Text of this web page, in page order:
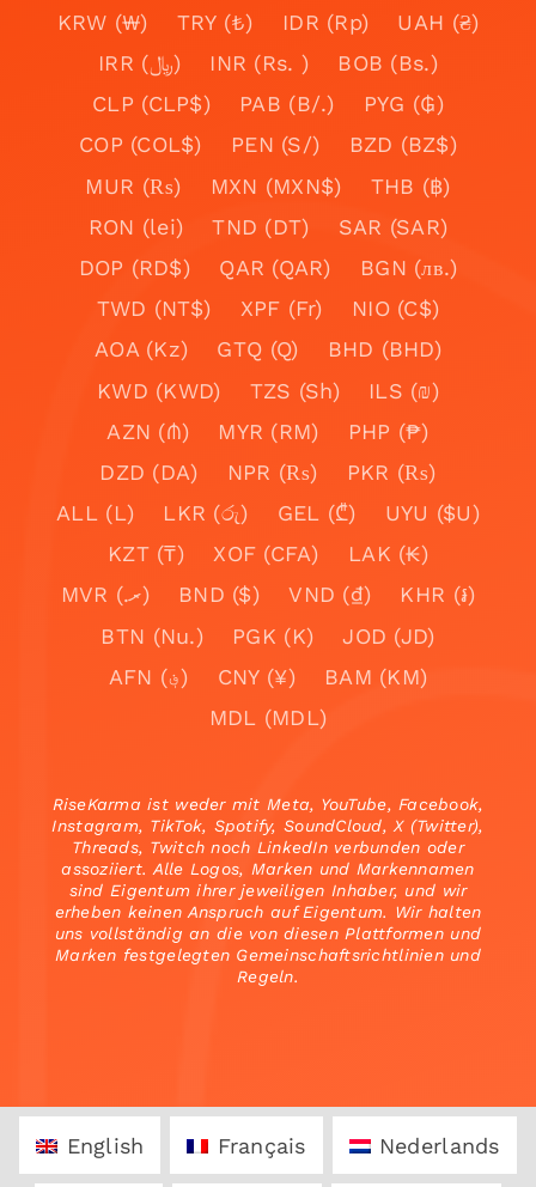
KRW (₩)
TRY (₺) IDR (Rp)
UAH (₴)
IRR (﷼)
INR (Rs. )
BOB (Bs.)
CLP (CLP$)
PAB (B/.)
PYG (₲)
COP (COL$)
PEN (S/)
BZD (BZ$)
MUR (₨)
MXN (MXN$)
THB (฿)
RON (lei)
TND (DT)
SAR (SAR)
DOP (RD$)
QAR (QAR)
BGN (лв.)
TWD (NT$)
XPF (Fr)
NIO (C$)
AOA (Kz)
GTQ (Q)
BHD (BHD)
KWD (KWD)
TZS (Sh)
ILS (₪)
AZN (₼)
MYR (RM)
PHP (₱)
DZD (DA)
NPR (₨)
PKR (₨)
ALL (L)
LKR (රු) GEL (₾)
UYU ($U)
KZT (₸)
XOF (CFA)
LAK (₭)
MVR (.ރ)
BND ($) VND (₫)
KHR (៛)
BTN (Nu.)
PGK (K)
JOD (JD)
AFN (؋)
CNY (¥)
BAM (KM)
MDL (MDL)
RiseKarma ist weder mit Meta, YouTube, Facebook,
Instagram, TikTok, Spotify, SoundCloud, X (Twitter),
Threads, Twitch noch LinkedIn verbunden oder
assoziiert. Alle Logos, Marken und Markennamen
sind Eigentum ihrer jeweiligen Inhaber, und wir
erheben keinen Anspruch auf Eigentum. Wir halten
uns vollständig an die von diesen Plattformen und
Marken festgelegten Gemeinschaftsrichtlinien und
Regeln.
English Français Nederlands